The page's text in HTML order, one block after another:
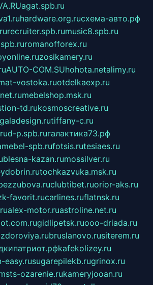
agat.spb.ru
hardware.org.ruсхема-авто.рф
recruiter.spb.rumusic8.spb.ru
romanofforex.ru
zosikamery.ru
AUTO-COM.SUhohota.netalimy.ru
vostoka.ruotdelkaexp.ru
mebelshop.msk.ru
td.rukosmoscreative.ru
tiffany-c.ru
d-p.spb.ruгалактика73.рф
spb.rufotsis.rutesiaes.ru
blesna-kazan.rumossilver.ru
tochkazvuka.msk.ru
clubtibet.ruorior-aks.ru
favorit.rucarlines.ruflatnsk.ru
alex-motor.ruastroline.net.ru
gidlipetsk.ruooo-driada.ru
bruslanovo.rusiterem.ru
kafekolizey.ru
easy.rusugarepilekb.rugrinox.ru
ozarenie.rukameryjooan.ru